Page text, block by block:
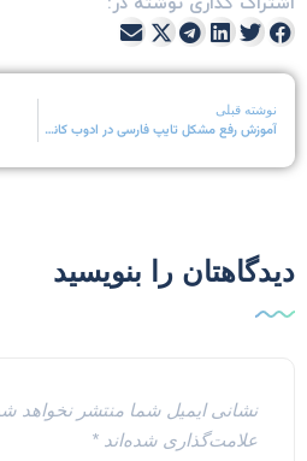
نوشته قبلی
آموزش رفع مشکل تایپ فارسی در ادوب کانکت (Adobe Connect)
را بنویسید
نشانی ایمیل شما منتشر نخواهد شد.
علامت‌گذاری شده‌اند*